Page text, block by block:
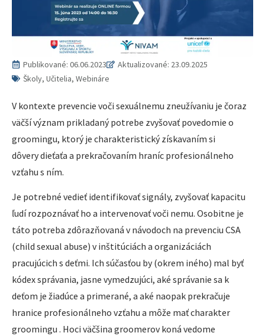
Publikované: 06.06.2023
Aktualizované: 23.09.2025
Školy, Učitelia, Webináre
V kontexte prevencie voči sexuálnemu zneužívaniu je čoraz
väčší význam prikladaný potrebe zvyšovať povedomie o
groomingu, ktorý je charakteristický získavaním si
dôvery dieťaťa a prekračovaním hraníc profesionálneho
vzťahu s ním.
Je potrebné vedieť identifikovať signály, zvyšovať kapacitu
ľudí rozpoznávať ho a intervenovať voči nemu. Osobitne je
táto potreba zdôrazňovaná v návodoch na prevenciu CSA
(child sexual abuse) v inštitúciách a organizáciách
pracujúcich s deťmi. Ich súčasťou by (okrem iného) mal byť
kódex správania, jasne vymedzujúci, aké správanie sa k
deťom je žiadúce a primerané, a aké naopak prekračuje
hranice profesionálneho vzťahu a môže mať charakter
groomingu . Hoci väčšina groomerov koná vedome